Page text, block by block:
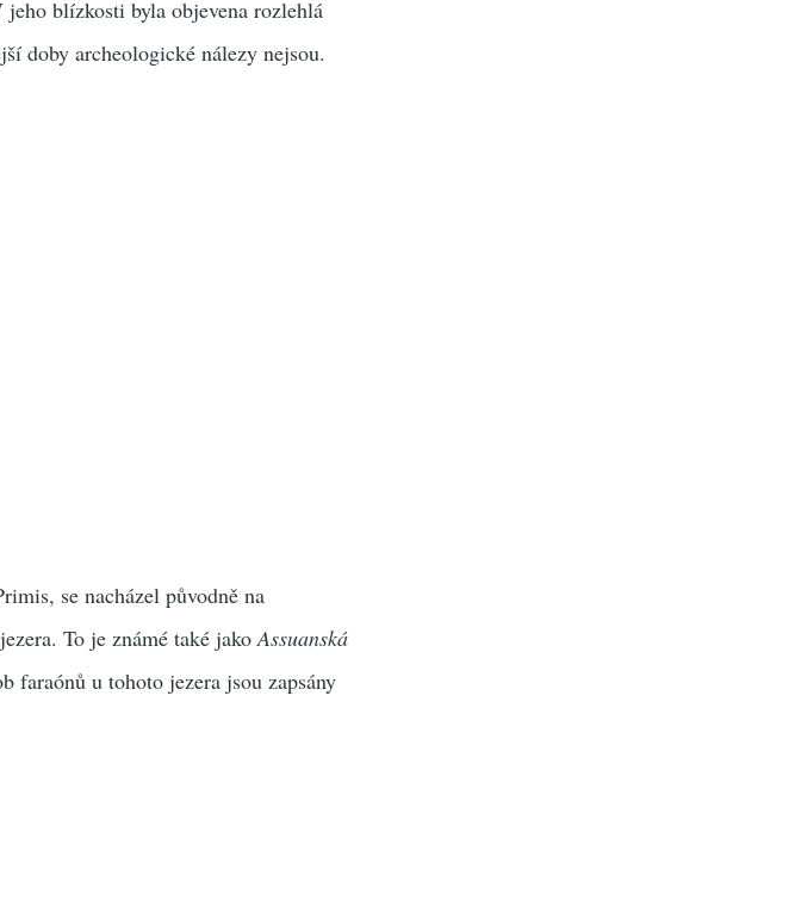
jeho blízkosti byla objevena rozlehlá
doby archeologické nálezy nejsou.
se nacházel původně na
To je známé také jakoAssuanská
faraónů u tohoto jezera jsou zapsány